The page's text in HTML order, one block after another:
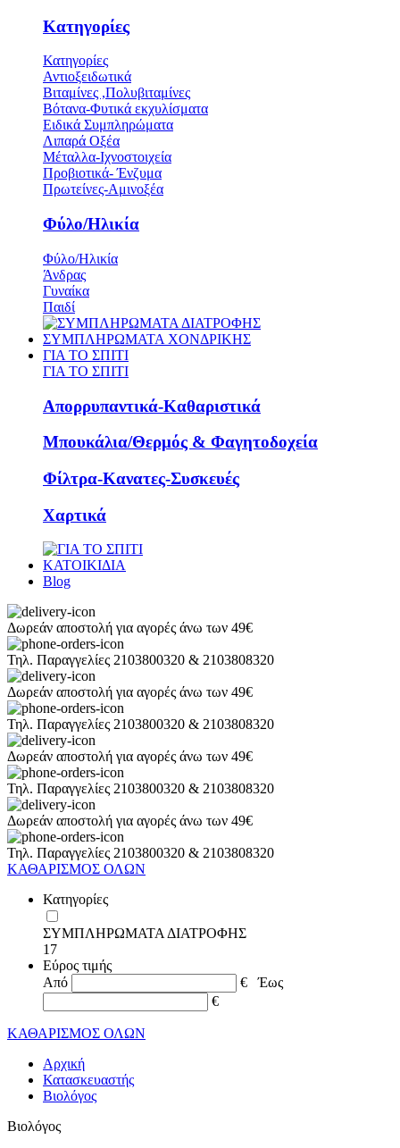
Κατηγορίες
Κατηγορίες
Αντιοξειδωτικά
Βιταμίνες ,Πολυβιταμίνες
Βότανα-Φυτικά εκχυλίσματα
Ειδικά Συμπληρώματα
Λιπαρά Οξέα
Μέταλλα-Ιχνοστοιχεία
Προβιοτικά- Ένζυμα
Πρωτείνες-Αμινοξέα
Φύλο/Ηλικία
Φύλο/Ηλικία
Άνδρας
Γυναίκα
Παιδί
ΣΥΜΠΛΗΡΩΜΑΤΑ ΧΟΝΔΡΙΚΗΣ
ΓΙΑ ΤΟ ΣΠΙΤΙ
ΓΙΑ ΤΟ ΣΠΙΤΙ
Απορρυπαντικά-Καθαριστικά
Μπουκάλια/Θερμός & Φαγητοδοχεία
Φίλτρα-Κανατες-Συσκευές
Χαρτικά
ΚΑΤΟΙΚΙΔΙΑ
Blog
Δωρεάν αποστολή για αγορές άνω των 49€
Τηλ. Παραγγελίες 2103800320 & 2103808320
Δωρεάν αποστολή για αγορές άνω των 49€
Τηλ. Παραγγελίες 2103800320 & 2103808320
Δωρεάν αποστολή για αγορές άνω των 49€
Τηλ. Παραγγελίες 2103800320 & 2103808320
Δωρεάν αποστολή για αγορές άνω των 49€
Τηλ. Παραγγελίες 2103800320 & 2103808320
ΚΑΘΑΡΙΣΜΟΣ ΟΛΩΝ
Κατηγορίες
ΣΥΜΠΛΗΡΩΜΑΤΑ ΔΙΑΤΡΟΦΗΣ
17
Εύρος τιμής
Από
€
Έως
€
ΚΑΘΑΡΙΣΜΟΣ ΟΛΩΝ
Αρχική
Κατασκευαστής
Βιολόγος
Βιολόγος